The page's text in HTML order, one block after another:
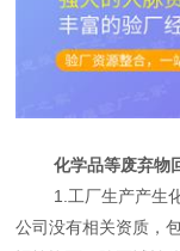
化学品等废弃物
1.工厂生产产生化
公司没有相关资质，